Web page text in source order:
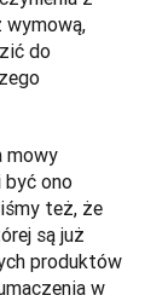
wymową,
do
mowy
być ono
też, że
są już
produktów
w